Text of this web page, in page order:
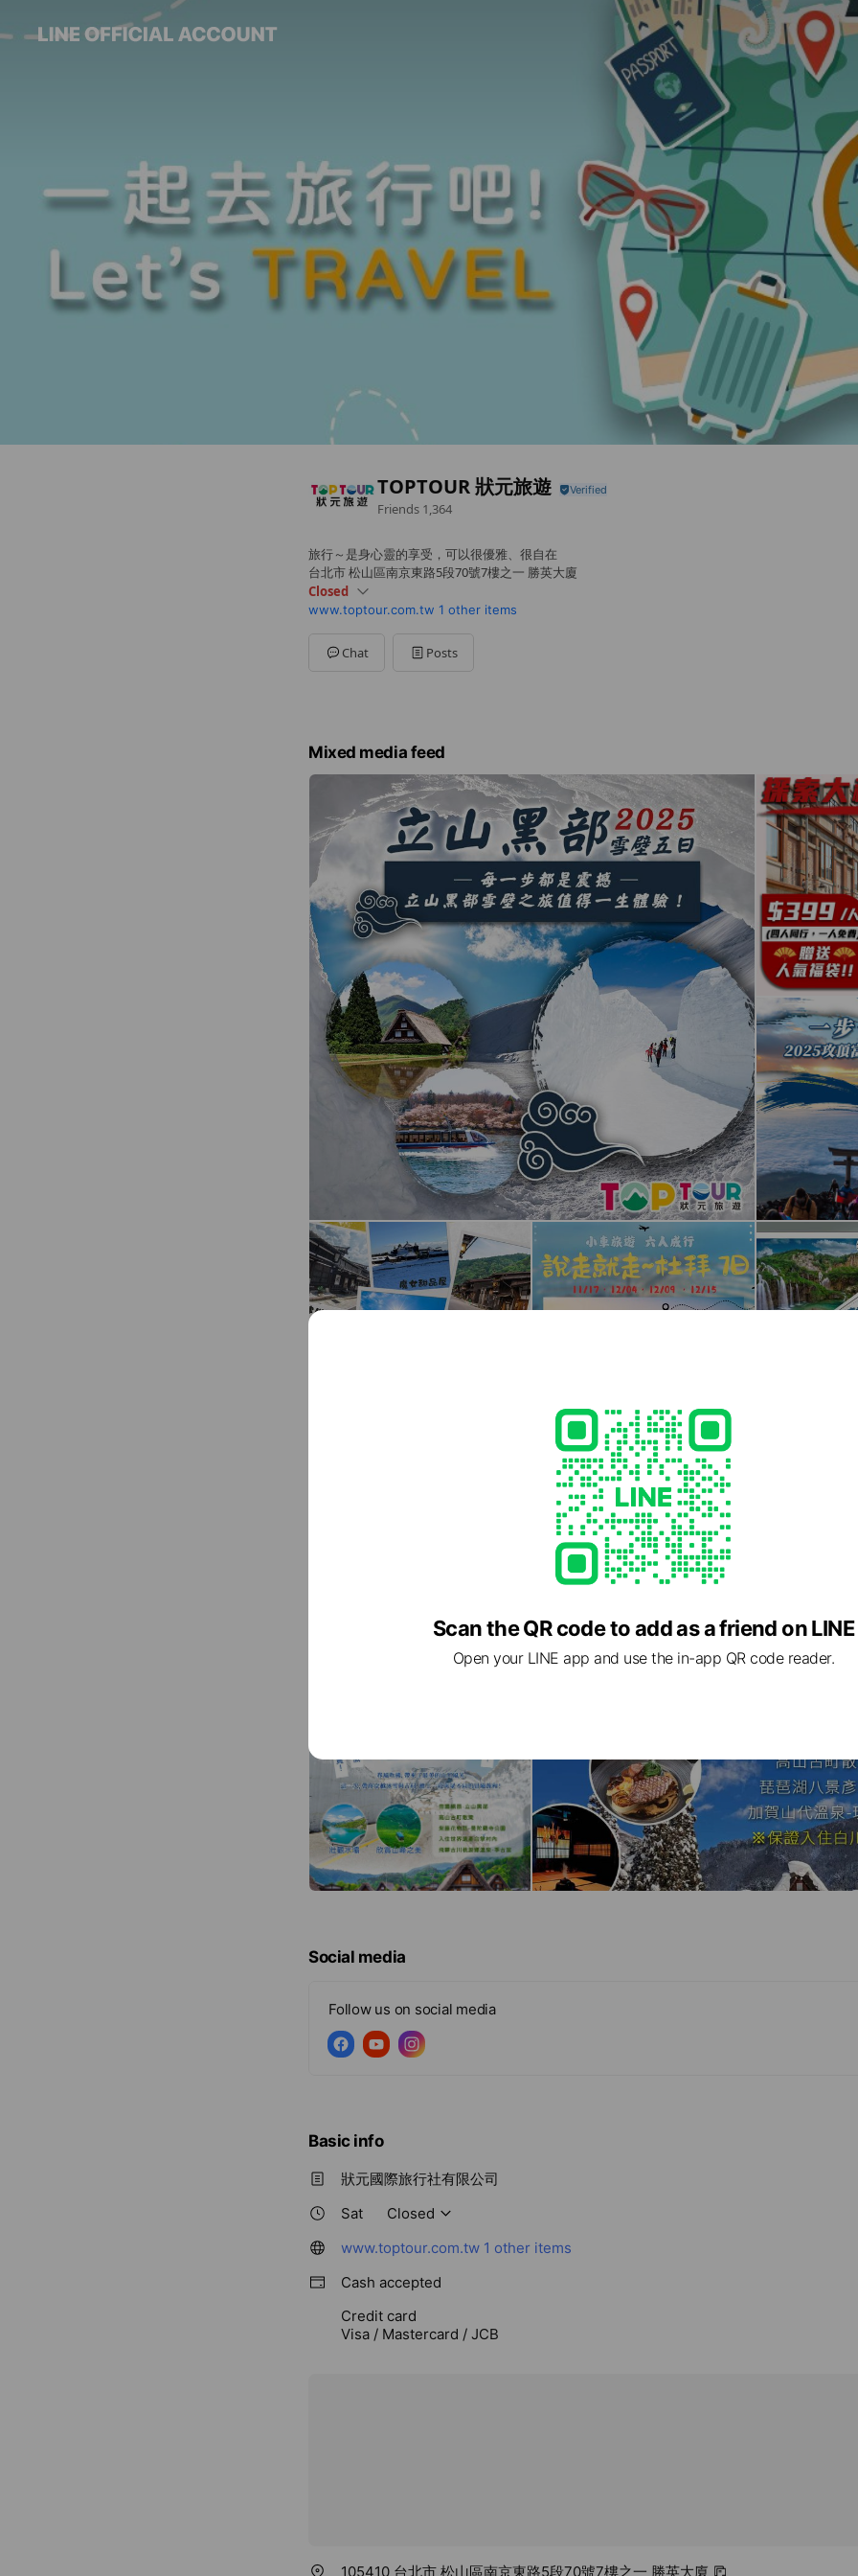
TOPTOUR 狀元旅遊
Friends 1,364
旅行～是身心靈的享受，可以很優雅、很自在
台北市 松山區南京東路5段70號7樓之一 勝英大廈
Closed
SunClosed
Tue09:00 - 18:00
www.toptour.com.tw 1 other items
Chat Posts
Mixed media feed
Social media
Follow us on social media
Basic info
狀元國際旅行社有限公司
Sat
Closed
www.toptour.com.tw 1 other items
Cash accepted
Credit card
Visa / Mastercard / JCB
105410 台北市 松山區南京東路5段70號7樓之一 勝英大廈
Scan the QR code to add as a friend on LINE
Open your LINE app and use the in-app QR code reader.